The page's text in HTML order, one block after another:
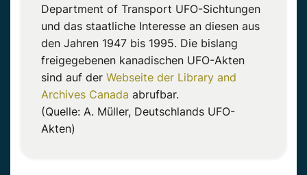
Department of Transport UFO-Sichtungen
und das staatliche Interesse an diesen aus
den Jahren 1947 bis 1995. Die bislang
freigegebenen kanadischen UFO-Akten
sind auf der Webseite der Library and
Archives Canada abrufbar.
(Quelle: A. Müller, Deutschlands UFO-
Akten)